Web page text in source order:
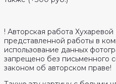
! Авторская работа
представленной работы в
использование данных
запрещено без письменного
законом об авторском праве!